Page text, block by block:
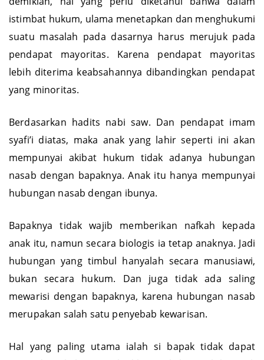
istimbat hukum, ulama menetapkan dan menghukumi
suatu masalah pada dasarnya harus merujuk pada
pendapat mayoritas. Karena pendapat mayoritas
lebih diterima keabsahannya dibandingkan pendapat
yang minoritas.
Berdasarkan hadits nabi saw. Dan pendapat imam
syafi’i diatas, maka anak yang lahir seperti ini akan
mempunyai akibat hukum tidak adanya hubungan
nasab dengan bapaknya. Anak itu hanya mempunyai
hubungan nasab dengan ibunya.
Bapaknya tidak wajib memberikan nafkah kepada
anak itu, namun secara biologis ia tetap anaknya. Jadi
hubungan yang timbul hanyalah secara manusiawi,
bukan secara hukum. Dan juga tidak ada saling
mewarisi dengan bapaknya, karena hubungan nasab
merupakan salah satu penyebab kewarisan.
Hal yang paling utama ialah si bapak tidak dapat